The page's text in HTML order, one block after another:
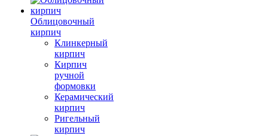
Облицовочный
кирпич
Клинкерный
кирпич
Кирпич
ручной
формовки
Керамический
кирпич
Ригельный
кирпич